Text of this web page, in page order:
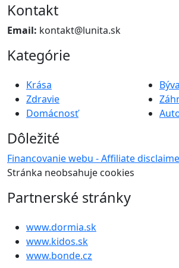
Kontakt
Email: kontakt@lunita.sk
Kategórie
Krása
Zdravie
Domácnosť
Dôležité
Financovanie webu - Affiliate
Stránka neobsahuje cookies
Partnerské stránky
www.dormia.sk
www.kidos.sk
www.bonde.cz